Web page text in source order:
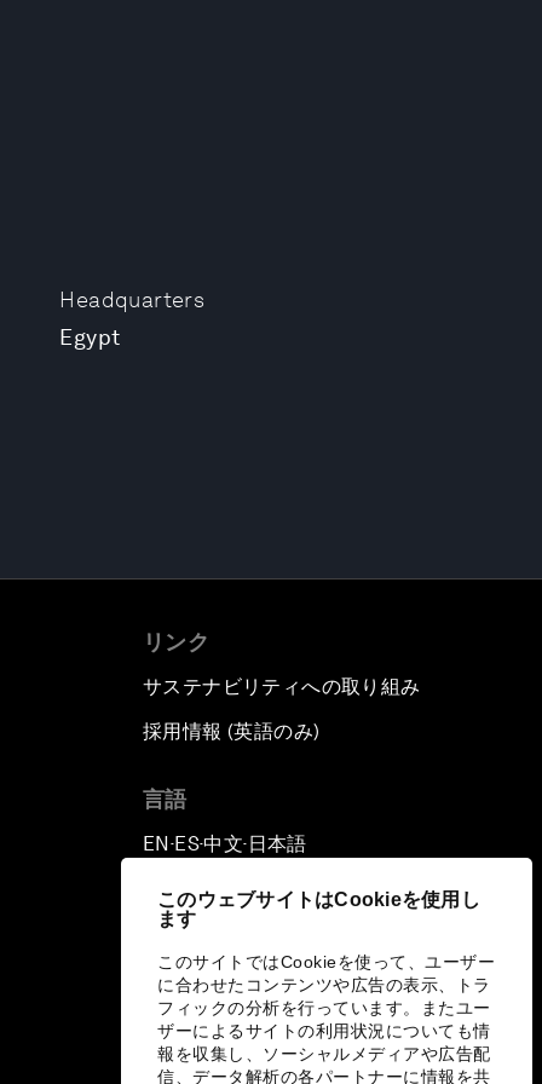
このウェブサイトはCookieを使用し
ます
このサイトではCookieを使って、ユーザー
に合わせたコンテンツや広告の表示、トラ
フィックの分析を行っています。またユー
ザーによるサイトの利用状況についても情
報を収集し、ソーシャルメディアや広告配
信、データ解析の各パートナーに情報を共
Headquarters
Egypt
リンク
サステナビリティへの取り組み
採用情報 (英語のみ)
言語
EN ▪ES▪中文▪ 日本語